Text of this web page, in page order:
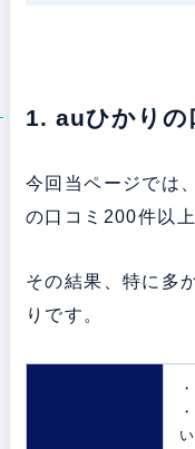
1. auひかりの
今回当ページでは
の口コミ200件以
その結果、特に多
りです。
い